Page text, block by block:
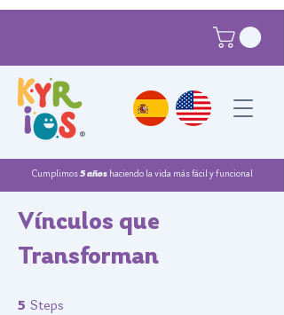
Cumplimos5 añoshaciendo la vida más fácil y funcional
®
Vínculos que
Transforman
5 Steps